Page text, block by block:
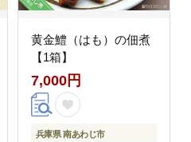
黄金鱧（はも）の佃煮
【1箱】
7,000円
兵庫県 南あわじ市